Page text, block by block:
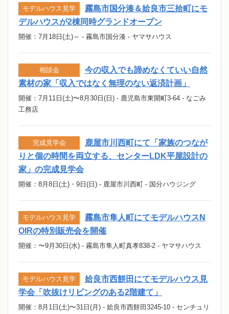
霧島市国分湊＆姶良市三拾町にモ
デルハウスが2棟同時グランドオープン
開催：7月18日(土)～ - 霧島市国分湊 - ヤマサハウス
モデルハウス見学
今の収入でも諦めなくていい自然
素材の家「収入ではなく無理のない返済計画」
開催：7月11日(土)〜8月30日(日) - 鹿児島市東開町3-64 - なごみ
工務店
相談会
鹿屋市川西町にて「家族のつなが
りと個の時間を両立する、センターLDK平屋設計の
家」の完成見学会
開催：8月8日(土)・9日(日) - 鹿屋市川西町 - 国分ハウジング
完成見学会
霧島市隼人町にてモデルハウスN
OIRの特別販売会を開催
開催：〜9月30日(水) - 霧島市隼人町真孝838-2 - ヤマサハウス
モデルハウス見学
姶良市西餅田にてモデルハウス見
学会「吹抜けリビングのある2階建て」
開催：8月1日(土)〜31日(月) - 姶良市西餅田3245-10 - センチュリ
モデルハウス見学